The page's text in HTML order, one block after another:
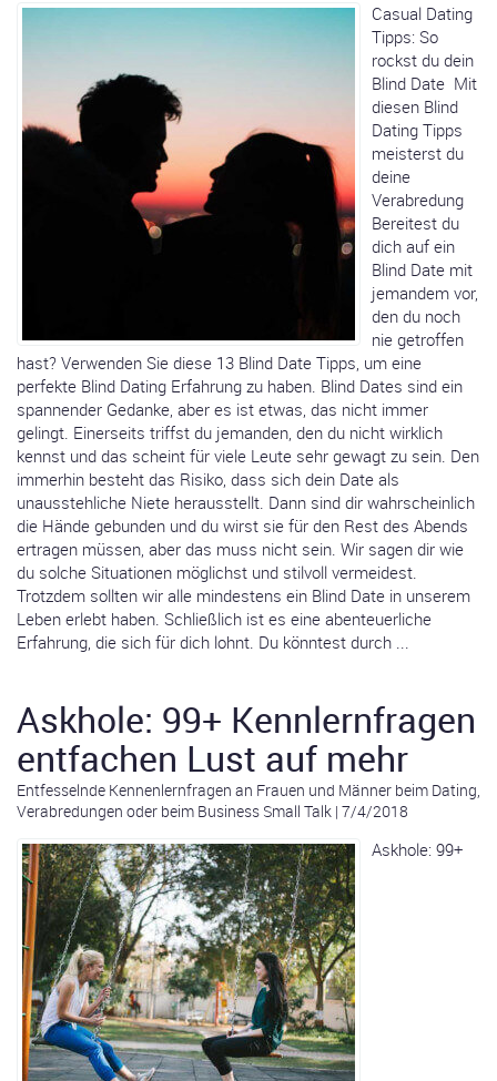
Casual Dating
Tipps: So
rockst du dein
Blind Date Mit
diesen Blind
Dating Tipps
meisterst du
deine
Verabredung
Bereitest du
dich auf ein
Blind Date mit
jemandem vor,
den du noch
nie getroffen
hast? Verwenden Sie diese 13 Blind Date Tipps, um eine
perfekte Blind Dating Erfahrung zu haben. Blind Dates sind ein
spannender Gedanke, aber es ist etwas, das nicht immer
gelingt. Einerseits triffst du jemanden, den du nicht wirklich
kennst und das scheint für viele Leute sehr gewagt zu sein. Den
immerhin besteht das Risiko, dass sich dein Date als
unausstehliche Niete herausstellt. Dann sind dir wahrscheinlich
die Hände gebunden und du wirst sie für den Rest des Abends
ertragen müssen, aber das muss nicht sein. Wir sagen dir wie
du solche Situationen möglichst und stilvoll vermeidest.
Trotzdem sollten wir alle mindestens ein Blind Date in unserem
Leben erlebt haben. Schließlich ist es eine abenteuerliche
Erfahrung, die sich für dich lohnt. Du könntest durch ...
Askhole: 99+ Kennlernfragen
entfachen Lust auf mehr
Entfesselnde Kennenlernfragen an Frauen und Männer beim Dating,
Verabredungen oder beim Business Small Talk | 7/4/2018
Askhole: 99+